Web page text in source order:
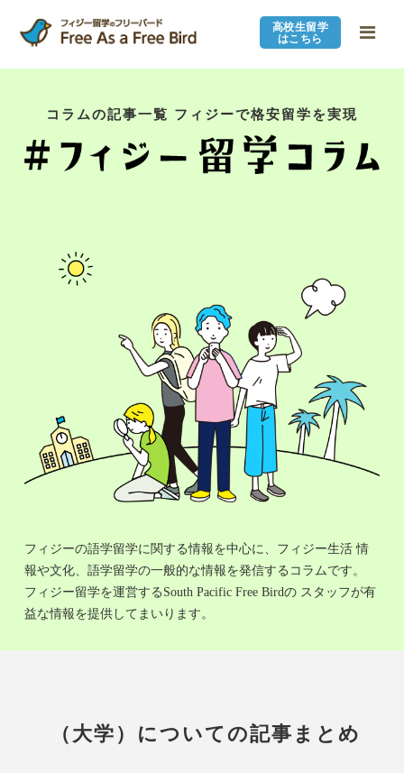
高校生留学
はこちら
コラムの記事一覧 フィジーで格安留学を実現
フィジーの語学留学に関する情報を中心に、フィジー生活 情
報や文化、語学留学の一般的な情報を発信するコラムです。
フィジー留学を運営するSouth Pacific Free Birdの スタッフが有
益な情報を提供してまいります。
（大学）についての記事まとめ